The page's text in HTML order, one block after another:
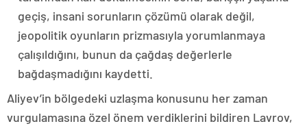
geçiş, insani sorunların çözümü olarak değil,
jeopolitik oyunların prizmasıyla yorumlanmaya
çalışıldığını, bunun da çağdaş değerlerle
bağdaşmadığını kaydetti.
Aliyev’in bölgedeki uzlaşma konusunu her zaman
vurgulamasına özel önem verdiklerini bildiren Lavrov,